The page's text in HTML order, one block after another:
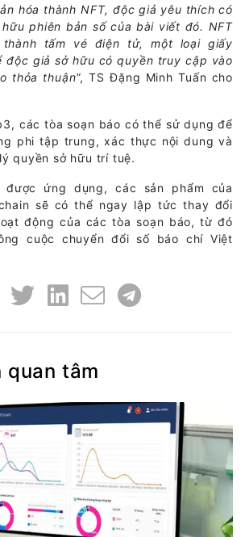
hóa thành NFT, độc giả yêu thích có
phiên bản số của bài viết đó. NFT
tấm vé điện tử, một loại giấy
độc giả sở hữu có quyền truy cập vào
thỏa thuận”, TS Đặng Minh Tuấn cho
các tòa soạn báo có thể sử dụng để
phi tập trung, xác thực nội dung và
quyền sở hữu trí tuệ.
được ứng dụng, các sản phẩm của
sẽ có thể ngay lập tức thay đổi
động của các tòa soạn báo, từ đó
cuộc chuyển đổi số báo chí Việt
quan tâm